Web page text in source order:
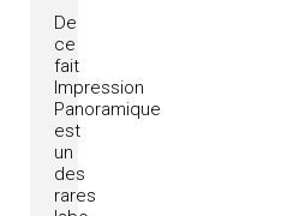
De
ce
fait
Impression
Panoramique
est
un
des
rares